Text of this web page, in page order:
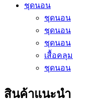
ชุดนอน
ชุดนอน
ชุดนอน
ชุดนอน
เสื้อคลุม
ชุดนอน
สินค้าแนะนำ